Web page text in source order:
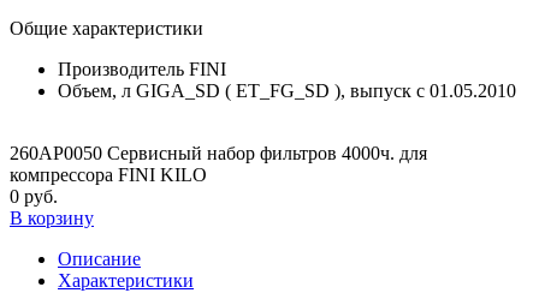
Общие характеристики
Производитель FINI
Объем, л GIGA_SD ( ET_FG_SD ), выпуск с 01.05.2010
260AP0050 Сервисный набор фильтров 4000ч. для
компрессора FINI KILO
0 руб.
В корзину
Описание
Характеристики